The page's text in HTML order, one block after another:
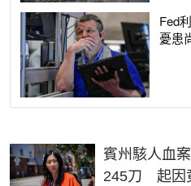
Fed
憂患
賓州駭人血
245刀 起因